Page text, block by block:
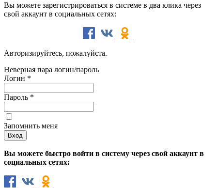
Вы можете зарегистрироваться в системе в два клика через
свой аккаунт в социальных сетях:
Авторизируйтесь, пожалуйста.
Неверная пара логин/пароль
Логин *
Пароль *
Запомнить меня
Вы можете быстро войти в систему через свой аккаунт в
социальных сетях: